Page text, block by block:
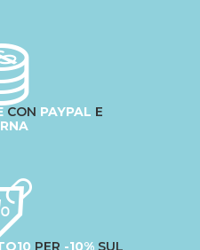
CON PAYPAL E
PER -10% SUL